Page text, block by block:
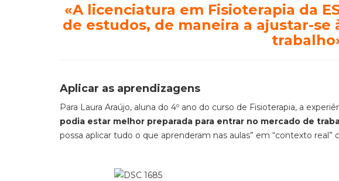
«A licenciatura em Fisioterapia da
de estudos, de maneira a ajustar-se
Aplicar as aprendizagens
Para Laura Araújo, aluna do 4º ano do curso de Fisioterapia, a
podia estar melhor preparada para entrar no mercado de
possa aplicar tudo o que aprenderam nas aulas” em “contexto real”